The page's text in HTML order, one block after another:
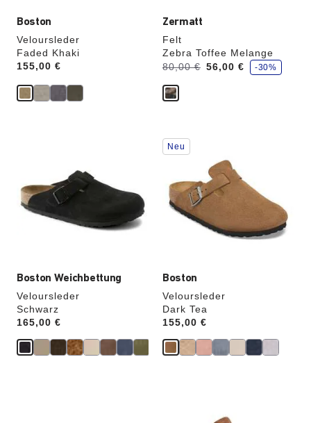
Boston
Veloursleder
Faded Khaki
Price:
155,00 €
Zermatt
Felt
Zebra Toffee Melange
Vorher:
80,00 €
Jetzt 56,00 €
S
p
r
e
-30%
Boston Weichbettung
Veloursleder
Schwarz
Price:
165,00 €
werden
die
Produktbilder
aktualisiert.
Boston
Veloursleder
Dark Tea
Price:
155,00 €
Durch
Anklicken
werden
die
Produktbilder
aktualisiert.
Neu